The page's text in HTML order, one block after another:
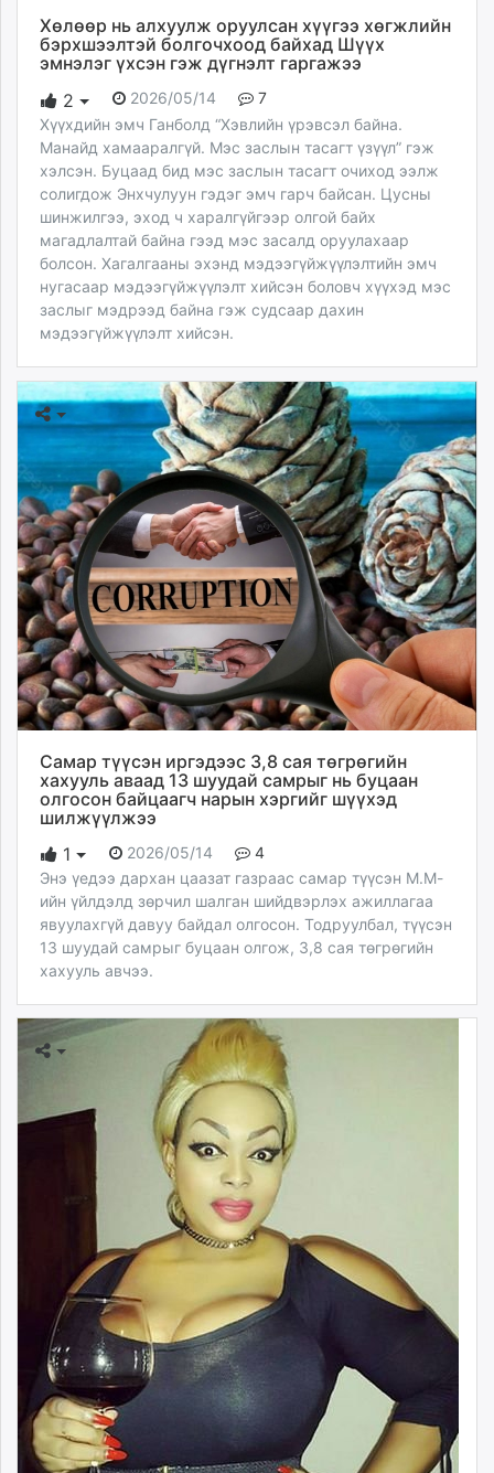
Хөлөөр нь алхуулж оруулсан хүүгээ хөгжлийн
бэрхшээлтэй болгочхоод байхад Шүүх
эмнэлэг үхсэн гэж дүгнэлт гаргажээ
2
2026/05/14
7
Хүүхдийн эмч Ганболд “Хэвлийн үрэвсэл байна.
Манайд хамааралгүй. Мэс заслын тасагт үзүүл” гэж
хэлсэн. Буцаад бид мэс заслын тасагт очиход ээлж
солигдож Энхчулуун гэдэг эмч гарч байсан. Цусны
шинжилгээ, эход ч харалгүйгээр олгой байх
магадлалтай байна гээд мэс засалд оруулахаар
болсон. Хагалгааны эхэнд мэдээгүйжүүлэлтийн эмч
нугасаар мэдээгүйжүүлэлт хийсэн боловч хүүхэд мэс
заслыг мэдрээд байна гэж судсаар дахин
мэдээгүйжүүлэлт хийсэн.
Самар түүсэн иргэдээс 3,8 сая төгрөгийн
хахууль аваад 13 шуудай самрыг нь буцаан
олгосон байцаагч нарын хэргийг шүүхэд
шилжүүлжээ
1
2026/05/14
4
Энэ үедээ дархан цаазат газраас самар түүсэн М.М-
ийн үйлдэлд зөрчил шалган шийдвэрлэх ажиллагаа
явуулахгүй давуу байдал олгосон. Тодруулбал, түүсэн
13 шуудай самрыг буцаан олгож, 3,8 сая төгрөгийн
хахууль авчээ.